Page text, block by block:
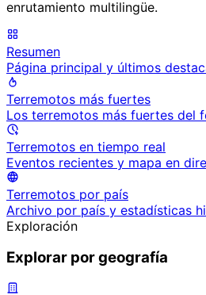
enrutamiento multilingüe.
Resumen
Página principal y últimos
Terremotos más fuertes
Los terremotos más fuertes del
Terremotos en tiempo real
Eventos recientes y mapa en
Terremotos por país
Archivo por país y estadísticas
Exploración
Explorar por geografía